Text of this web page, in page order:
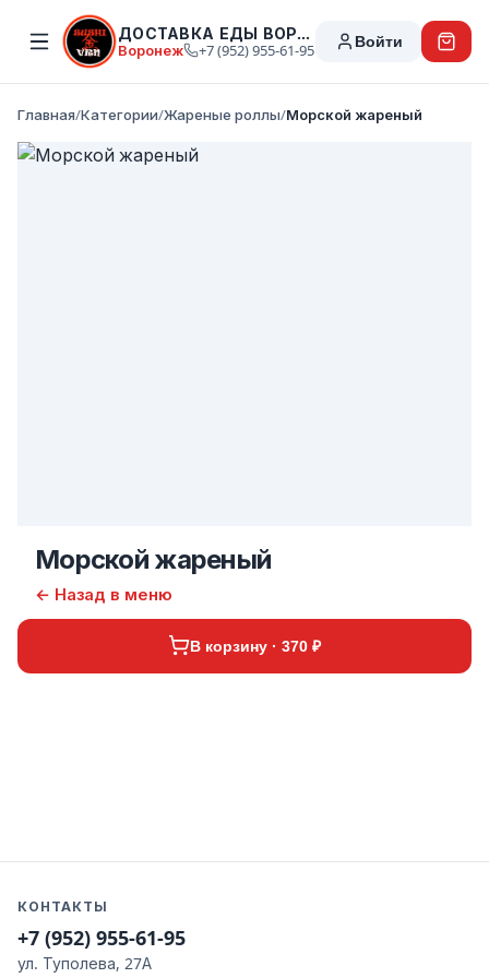
ДОСТАВКА ЕДЫ ВОРОНЕЖ
Воронеж +7 (952) 955-61-95 Войти
Главная/Категории/Жареные роллы/Морской жареный
Морской жареный
← Назад в меню
В корзину · 370 ₽
КОНТАКТЫ
+7 (952) 955-61-95
ул. Туполева, 27А